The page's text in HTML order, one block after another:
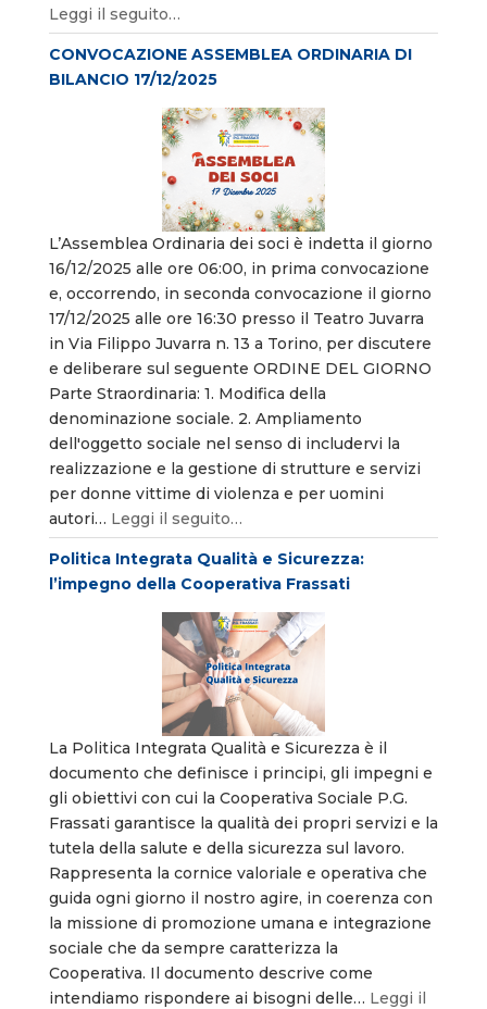
Leggi il seguito…
CONVOCAZIONE ASSEMBLEA ORDINARIA DI
BILANCIO 17/12/2025
L’Assemblea Ordinaria dei soci è indetta il giorno
16/12/2025 alle ore 06:00, in prima convocazione
e, occorrendo, in seconda convocazione il giorno
17/12/2025 alle ore 16:30 presso il Teatro Juvarra
in Via Filippo Juvarra n. 13 a Torino, per discutere
e deliberare sul seguente ORDINE DEL GIORNO
Parte Straordinaria: 1. Modifica della
denominazione sociale. 2. Ampliamento
dell'oggetto sociale nel senso di includervi la
realizzazione e la gestione di strutture e servizi
per donne vittime di violenza e per uomini
autori… Leggi il seguito…
Politica Integrata Qualità e Sicurezza:
l’impegno della Cooperativa Frassati
La Politica Integrata Qualità e Sicurezza è il
documento che definisce i principi, gli impegni e
gli obiettivi con cui la Cooperativa Sociale P.G.
Frassati garantisce la qualità dei propri servizi e la
tutela della salute e della sicurezza sul lavoro.
Rappresenta la cornice valoriale e operativa che
guida ogni giorno il nostro agire, in coerenza con
la missione di promozione umana e integrazione
sociale che da sempre caratterizza la
Cooperativa. Il documento descrive come
intendiamo rispondere ai bisogni delle… Leggi il